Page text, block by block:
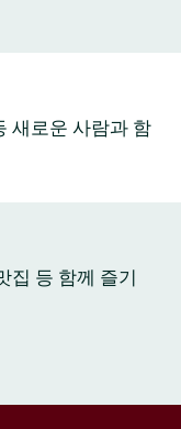
새로운 사람과 함
집 등 함께 즐기